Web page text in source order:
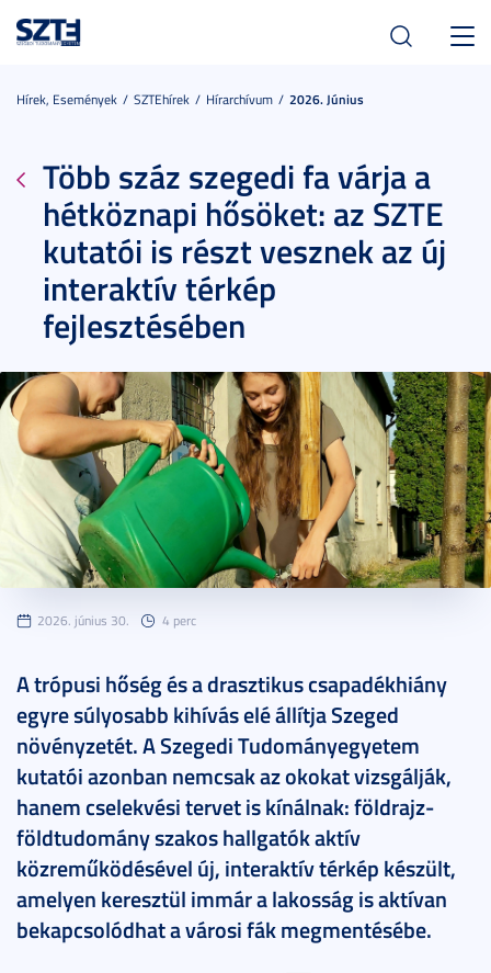
Hírek, Események SZTEhírek Hírarchívum 2026. Június
Több száz szegedi fa várja a
hétköznapi hősöket: az SZTE
kutatói is részt vesznek az új
interaktív térkép
fejlesztésében
2026. június 30. 4 perc
A trópusi hőség és a drasztikus csapadékhiány
egyre súlyosabb kihívás elé állítja Szeged
növényzetét. A Szegedi Tudományegyetem
kutatói azonban nemcsak az okokat vizsgálják,
hanem cselekvési tervet is kínálnak: földrajz-
földtudomány szakos hallgatók aktív
közreműködésével új, interaktív térkép készült,
amelyen keresztül immár a lakosság is aktívan
bekapcsolódhat a városi fák megmentésébe.